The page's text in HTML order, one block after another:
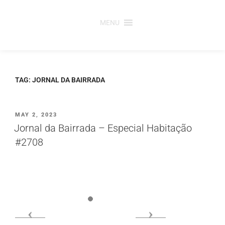
MENU
TAG: JORNAL DA BAIRRADA
PUBLICADO
EM
MAY 2, 2023
Jornal da Bairrada – Especial Habitação
#2708